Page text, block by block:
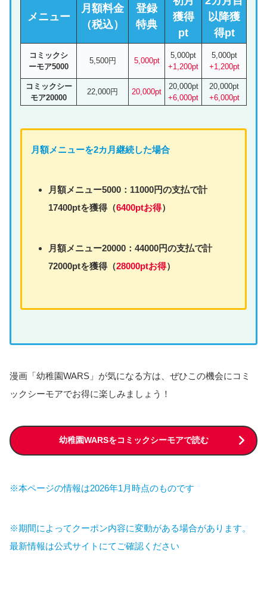
メニュー
月額料金
（税込）
登録
特典
獲得
pt
以降獲
得pt
コミックシ
ーモア5000
5,500円 5,000pt
5,000pt
+1,200pt
5,000pt
+1,200pt
コミックシー
モア20000
22,000円 20,000pt
20,000pt
+6,000pt
20,000pt
+6,000pt
月額メニューを2カ月継続した場合
月額メニュー5000：11000円の支払で計
17400ptを獲得（6400ptお得）
月額メニュー20000：44000円の支払で計
72000ptを獲得（28000ptお得）
漫画「幼稚園WARS」が気になる方は、ぜひこの機会にコミ
ックシーモアでお得に楽しみましょう！
幼稚園WARSをコミックシーモアで読む
※本ページの情報は2026年1月時点のものです
※期間によってクーポン内容に変動がある場合があります。
最新情報は公式サイトにてご確認ください